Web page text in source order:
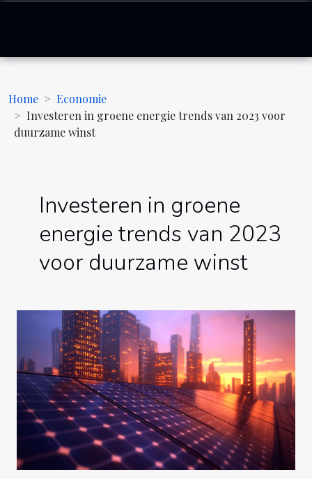
Home
Economie
Investeren in groene energie trends van 2023 voor
duurzame winst
Investeren in groene
energie trends van 2023
voor duurzame winst